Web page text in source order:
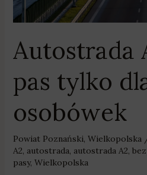
Autostrada
pas tylko
osobówek
Powiat Poznański, Wielkopolska
A2, autostrada, autostrada A2,
pasy, Wielkopolska